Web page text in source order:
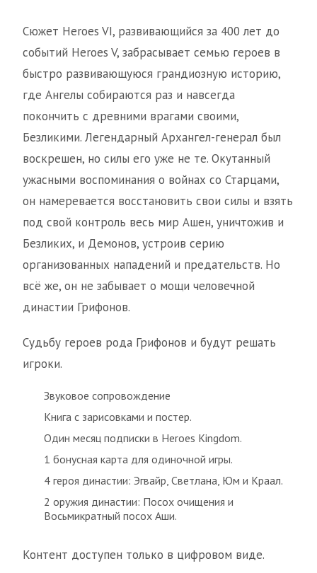
Сюжет Heroes VI, развивающийся за 400 лет до
событий Heroes V, забрасывает семью героев в
быстро развивающуюся грандиозную историю,
где Ангелы собираются раз и навсегда
покончить с древними врагами своими,
Безликими. Легендарный Архангел-генерал был
воскрешен, но силы его уже не те. Окутанный
ужасными воспоминания о войнах со Старцами,
он намеревается восстановить свои силы и взять
под свой контроль весь мир Ашен, уничтожив и
Безликих, и Демонов, устроив серию
организованных нападений и предательств. Но
всё же, он не забывает о мощи человечной
династии Грифонов.
Судьбу героев рода Грифонов и будут решать
игроки.
Звуковое сопровождение
Книга с зарисовками и постер.
Один месяц подписки в Heroes Kingdom.
1 бонусная карта для одиночной игры.
4 героя династии: Эгвайр, Светлана, Юм и Краал.
2 оружия династии: Посох очищения и
Восьмикратный посох Аши.
Контент доступен только в цифровом виде.